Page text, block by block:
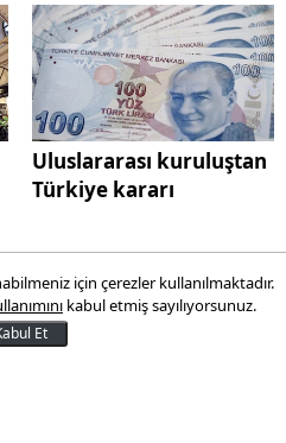
Uluslararası kuruluştan
Türkiye kararı
için çerezler kullanılmaktadır.
kabul etmiş sayılıyorsunuz.
Et